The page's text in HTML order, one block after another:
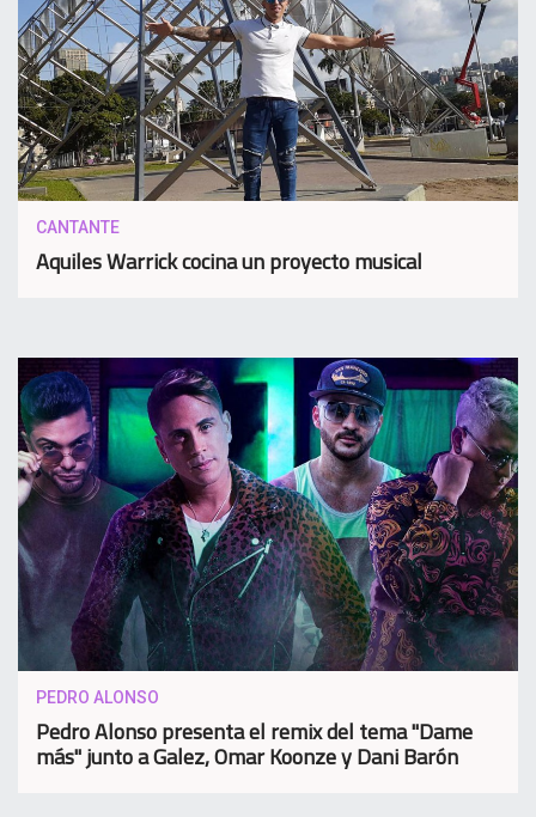
CANTANTE
Aquiles Warrick cocina un proyecto musical
PEDRO ALONSO
Pedro Alonso presenta el remix del tema "Dame
más" junto a Galez, Omar Koonze y Dani Barón